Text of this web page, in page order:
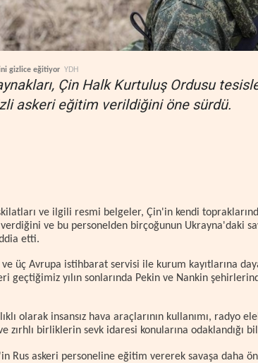
gizlice eğitiyor YDH
Çin Halk Kurtuluş Ordusu
askeri eğitim verildiğini öne sürdü.
ve ilgili resmi belgeler, Çin'in kendi
ve bu personelden birçoğunun Ukrayna'daki
etti.
ve üç Avrupa istihbarat servisi ile kurum kayıtlarına
geçtiğimiz yılın sonlarında Pekin ve Nankin
olarak insansız hava araçlarının kullanımı, radyo
zırhlı birliklerin sevk idaresi konularına odaklandığı
Rus askeri personeline eğitim vererek savaşa daha